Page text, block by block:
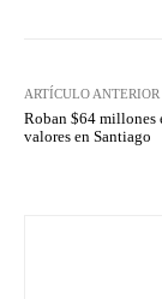
ARTÍCULO ANTERIOR
Roban $64 millones
valores en Santiago